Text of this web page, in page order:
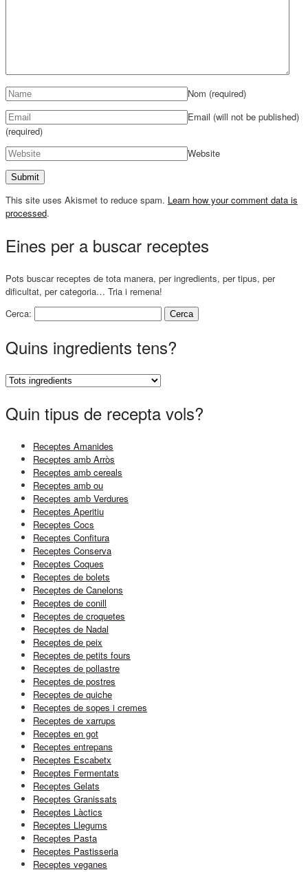
Nom (required)
Email (will not be published)
(required)
Website
This site uses Akismet to reduce spam. Learn how your comment data is
processed.
Eines per a buscar receptes
Pots buscar receptes de tota manera, per ingredients, per tipus, per
dificultat, per categoria… Tria i remena!
Cerca:
Quins ingredients tens?
Quin tipus de recepta vols?
Receptes Amanides
Receptes amb Arròs
Receptes amb cereals
Receptes amb ou
Receptes amb Verdures
Receptes Aperitiu
Receptes Cocs
Receptes Confitura
Receptes Conserva
Receptes Coques
Receptes de bolets
Receptes de Canelons
Receptes de conill
Receptes de croquetes
Receptes de Nadal
Receptes de peix
Receptes de petits fours
Receptes de pollastre
Receptes de postres
Receptes de quiche
Receptes de sopes i cremes
Receptes de xarrups
Receptes en got
Receptes entrepans
Receptes Escabetx
Receptes Fermentats
Receptes Gelats
Receptes Granissats
Receptes Làctics
Receptes Llegums
Receptes Pasta
Receptes Pastisseria
Receptes veganes